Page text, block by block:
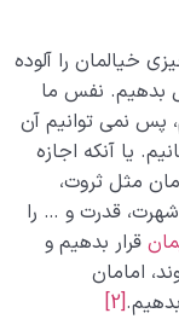
خیالمان را آلوده
بدهیم. نفس ما
نمی توانیم آن
یا آنکه اجازه
مثل ثروت،
شهرت، قدرت و … را
قرار بدهیم و
امامان
[2]